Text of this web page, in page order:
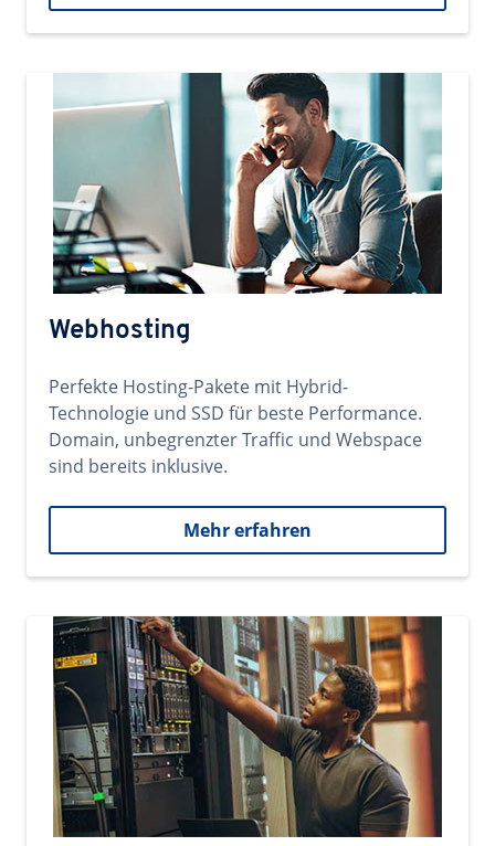
Webhosting
Perfekte Hosting-Pakete mit Hybrid-
Technologie und SSD für beste Performance.
Domain, unbegrenzter Traffic und Webspace
sind bereits inklusive.
Mehr erfahren